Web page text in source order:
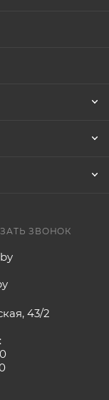
ЗВОНОК
43/2